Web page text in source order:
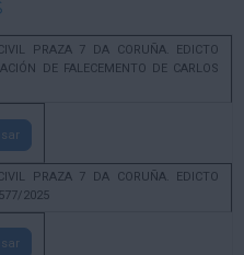
PRAZA 7 DA CORUÑA. EDICTO
DE FALECEMENTO DE CARLOS
PRAZA 7 DA CORUÑA. EDICTO
2025